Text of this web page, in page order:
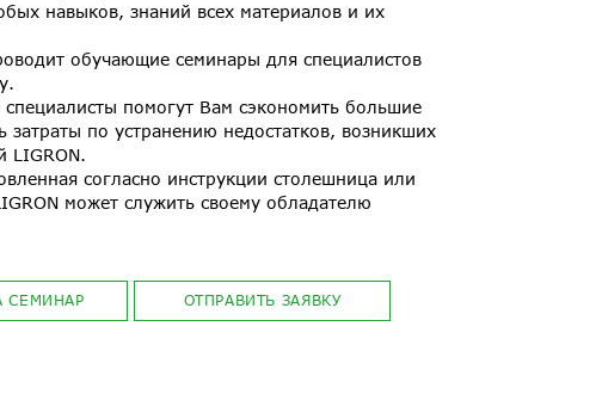
навыков, знаний всех материалов и их
обучающие семинары для специалистов
помогут Вам сэкономить большие
затраты по устранению недостатков, возникших
LIGRON.
согласно инструкции столешница или
может служить своему обладателю
СЕМИНАР ОТПРАВИТЬ ЗАЯВКУ